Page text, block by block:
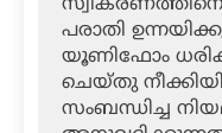
പരാതി
യൂണിഫോം
ചെയ്തു
സംബന്ധിച്ച